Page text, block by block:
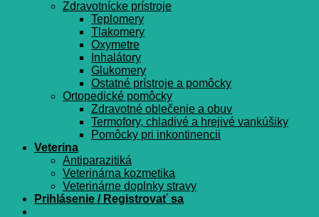
Zdravotnícke prístroje
Teplomery
Tlakomery
Oxymetre
Inhalátory
Glukomery
Ostatné prístroje a pomôcky
Ortopedické pomôcky
Zdravotné oblečenie a obuv
Termofory, chladivé a hrejivé vankúšiky
Pomôcky pri inkontinencii
Veterina
Antiparazitiká
Veterinárna kozmetika
Veterinárne doplnky stravy
Prihlásenie / Registrovať sa